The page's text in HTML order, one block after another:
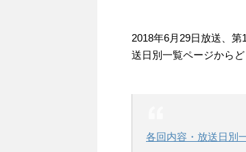
2018年6月29日放送、
送日別一覧ページからど
各回内容・放送日別